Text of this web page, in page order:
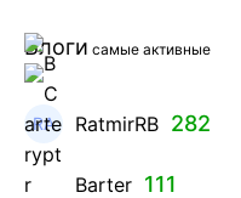
Блоги самые активные
RatmirRB 282
Barter 111